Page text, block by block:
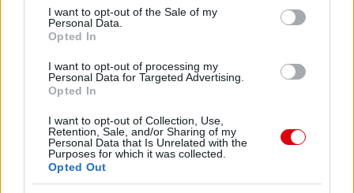
consent section.
I want to opt-out of the Sale of my
Personal Data.
Opted In
I want to opt-out of processing my
Personal Data for Targeted Advertising.
Opted In
I want to opt-out of Collection, Use,
Retention, Sale, and/or Sharing of my
Personal Data that Is Unrelated with the
Purposes for which it was collected.
Opted Out
Paris Saint-Germain
Manchester United
Felkészülési szezon 4. mérkőzés
2026-08-08 17:00
1 nap 2 óra 22 perc 37 másodperc